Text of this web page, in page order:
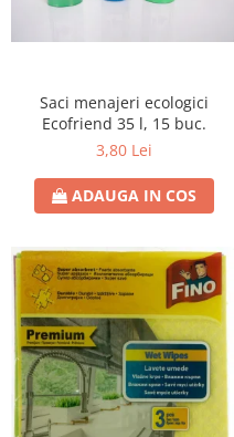
Saci menajeri ecologici
Ecofriend 35 l, 15 buc.
3,80 Lei
ADAUGA IN COS